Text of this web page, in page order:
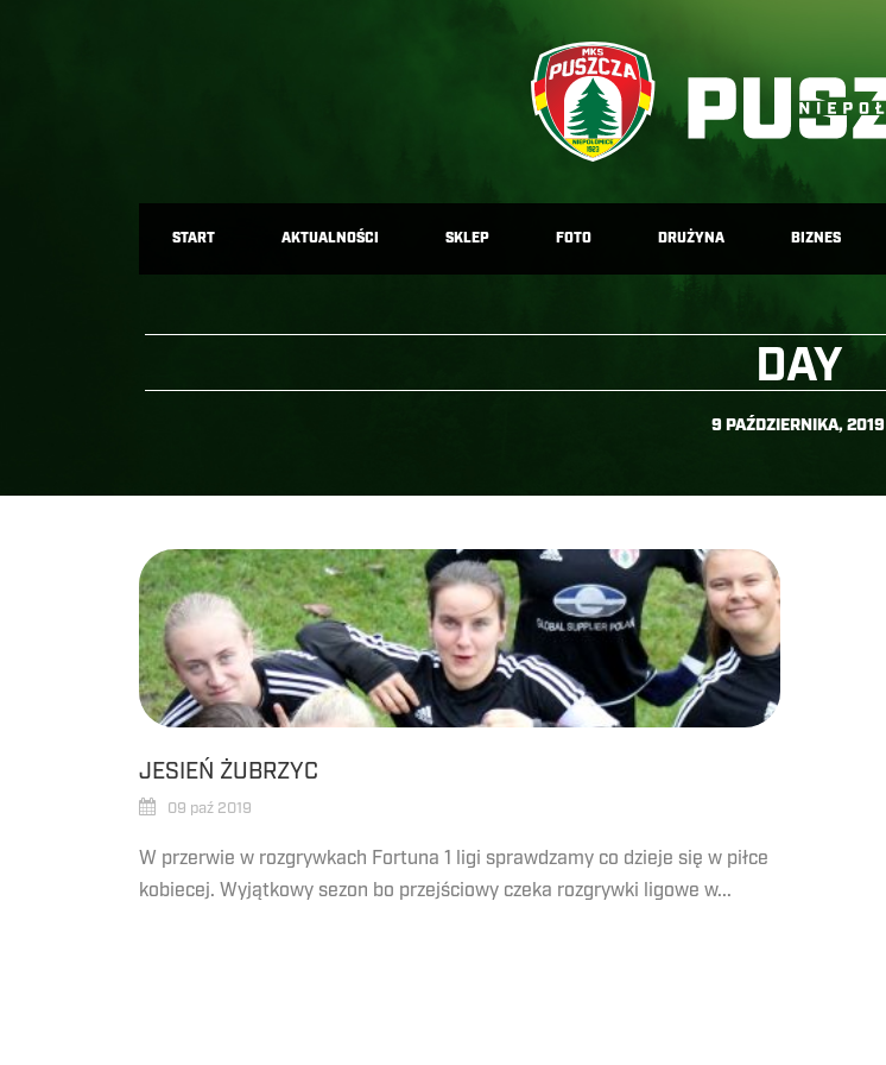
START AKTUALNOŚCI SKLEP FOTO DRUŻYNA BIZNES
DAY
9 PAŹDZIERNIKA, 2019
JESIEŃ ŻUBRZYC
09 paź 2019
W przerwie w rozgrywkach Fortuna 1 ligi sprawdzamy co dzieje się w piłce
kobiecej. Wyjątkowy sezon bo przejściowy czeka rozgrywki ligowe w...